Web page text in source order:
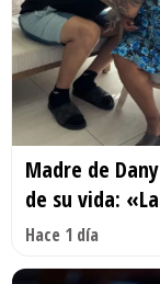
Madre de
de su vida:
Hace 1 día